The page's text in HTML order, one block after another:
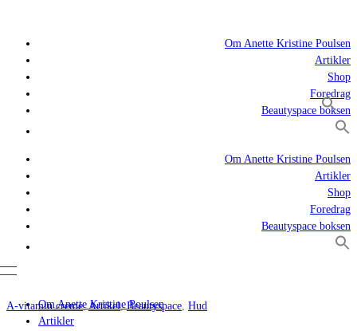
Om Anette Kristine Poulsen
Artikler
Shop
Foredrag
Beautyspace boksen
Om Anette Kristine Poulsen
Artikler
Shop
Foredrag
Beautyspace boksen
Om Anette Kristine Poulsen
Artikler
A-vitamin creme,Artikel,Beautyspace, Hud